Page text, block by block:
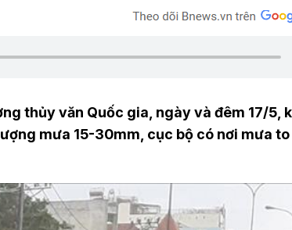
thủy văn Quốc gia, ngày và đêm 17/5,
mưa 15-30mm, cục bộ có nơi mưa